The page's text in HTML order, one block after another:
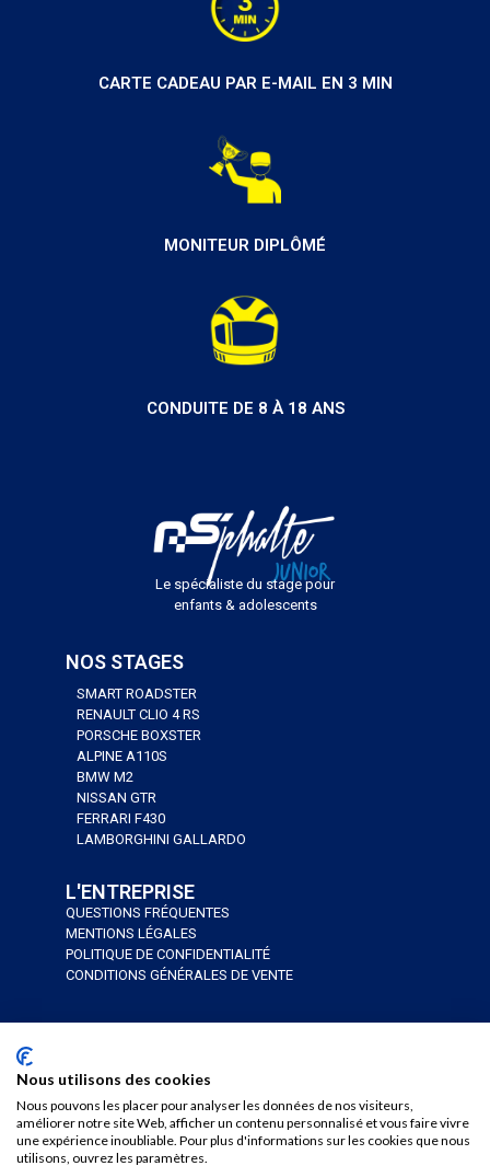
CARTE CADEAU PAR E-MAIL EN 3 MIN
MONITEUR DIPLÔMÉ
CONDUITE DE 8 À 18 ANS
Le spécialiste du stage pour
enfants & adolescents
NOS STAGES
SMART ROADSTER
RENAULT CLIO 4 RS
PORSCHE BOXSTER
ALPINE A110S
BMW M2
NISSAN GTR
FERRARI F430
LAMBORGHINI GALLARDO
L'ENTREPRISE
QUESTIONS FRÉQUENTES
MENTIONS LÉGALES
POLITIQUE DE CONFIDENTIALITÉ
CONDITIONS GÉNÉRALES DE VENTE
Nous utilisons des cookies
Nous pouvons les placer pour analyser les données de nos visiteurs,
améliorer notre site Web, afficher un contenu personnalisé et vous faire vivre
une expérience inoubliable. Pour plus d'informations sur les cookies que nous
utilisons, ouvrez les paramètres.